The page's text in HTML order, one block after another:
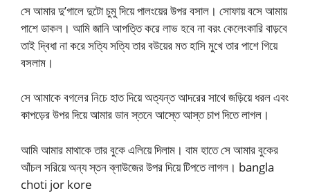
সে আমার দু’গালে দুটো চুমু দিয়ে পালংয়ের উপর বসাল। সোফায় বসে আমায়
পাশে ডাকল। আমি জানি আপত্তি করে লাভ হবে না বরং কেলেংকারি বাড়বে
তাই দ্বিধা না করে সত্যি সত্যি তার বউয়ের মত হাসি মুখে তার পাশে গিয়ে
বসলাম।
সে আমাকে বগলের নিচে হাত দিয়ে অত্যন্ত আদরের সাথে জড়িয়ে ধরল এবং
কাপড়ের উপর দিয়ে আমার ডান স্তনে আস্তে আস্ত চাপ দিতে লাগল।
আমি আমার মাথাকে তার বুকে এলিয়ে দিলাম। বাম হাতে সে আমার বুকের
আঁচল সরিয়ে অন্য স্তন ব্লাউজের উপর দিয়ে টিপতে লাগল। bangla
choti jor kore